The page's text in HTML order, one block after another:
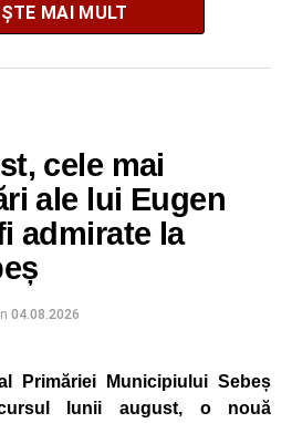
2026 reunește tineri
alături de voluntari și foști elevi ai
Maria”, din Alba Iulia, care
săptămână, la cursuri de
activități artistice desfășurate sub
și mentori.
MAI MULT
cele mai
ale lui Eugen
admirate la
04.08.2026
Primăriei Municipiului Sebeș
lunii august, o nouă